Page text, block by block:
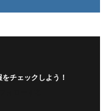
チェックしよう！